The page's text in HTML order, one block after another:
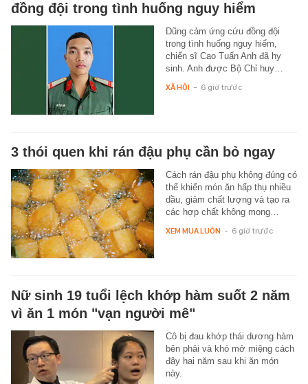
đồng đội trong tình huống nguy hiểm
Dũng cảm ứng cứu đồng đội
trong tình huống nguy hiểm,
chiến sĩ Cao Tuấn Anh đã hy
sinh. Anh được Bộ Chỉ huy…
XÃ HỘI - 6 giờ trước
3 thói quen khi rán đậu phụ cần bỏ ngay
Cách rán đậu phụ không đúng có
thể khiến món ăn hấp thụ nhiều
dầu, giảm chất lượng và tạo ra
các hợp chất không mong…
XEM MUA LUÔN - 6 giờ trước
Nữ sinh 19 tuổi lệch khớp hàm suốt 2 năm
vì ăn 1 món "vạn người mê"
Cô bị đau khớp thái dương hàm
bên phải và khó mở miệng cách
đây hai năm sau khi ăn món
này.